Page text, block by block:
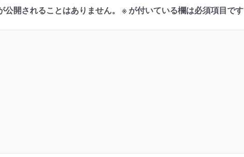
公開されることはありません。 ※ が付いている欄は必須項目です